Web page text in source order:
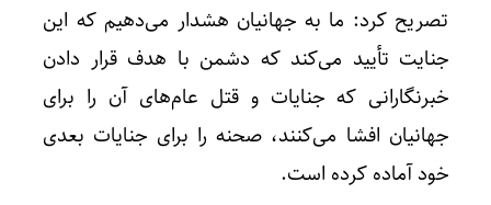
تصریح کرد: ما به جهانیان هشدار می‌دهیم که این
جنایت تأیید می‌کند که دشمن با هدف قرار دادن
خبرنگارانی که جنایات و قتل عام‌های آن را برای
جهانیان افشا می‌کنند، صحنه را برای جنایات بعدی
خود آماده کرده است.